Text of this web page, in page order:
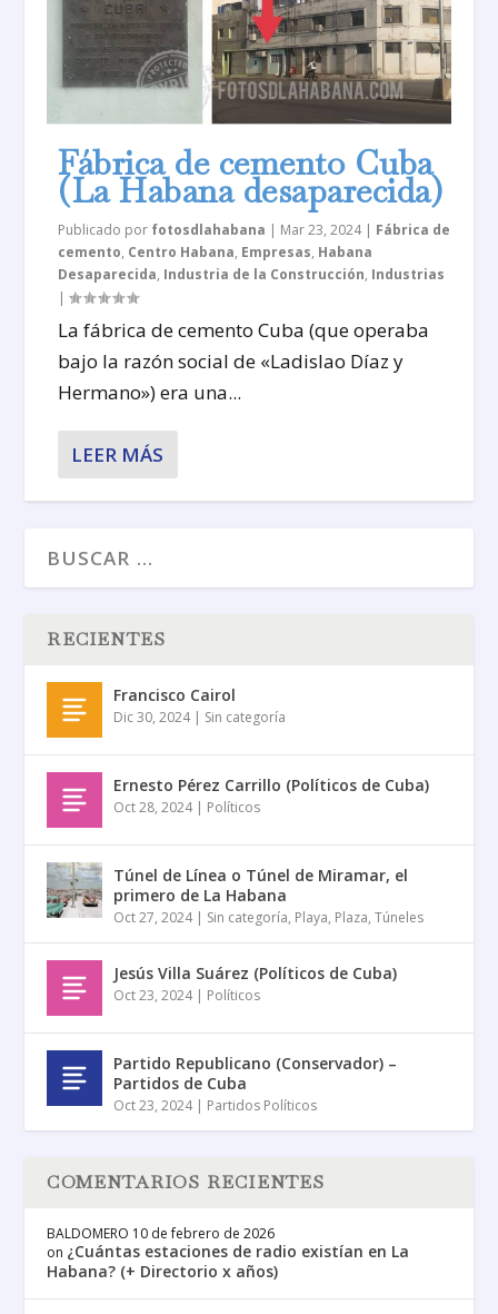
Fábrica de cemento Cuba
(La Habana desaparecida)
Publicado por fotosdlahabana | Mar 23, 2024| Fábrica de
cemento, Centro Habana, Empresas, Habana
Desaparecida, Industria de la Construcción, Industrias
|
La fábrica de cemento Cuba (que operaba
bajo la razón social de «Ladislao Díaz y
Hermano») era una...
LEER MÁS
RECIENTES
Francisco Cairol
Dic 30, 2024| Sin categoría
Ernesto Pérez Carrillo (Políticos de Cuba)
Oct 28, 2024| Políticos
Túnel de Línea o Túnel de Miramar, el
primero de La Habana
Oct 27, 2024| Sin categoría, Playa, Plaza,Túneles
Jesús Villa Suárez (Políticos de Cuba)
Oct 23, 2024| Políticos
Partido Republicano (Conservador) –
Partidos de Cuba
Oct 23, 2024| Partidos Políticos
COMENTARIOS RECIENTES
BALDOMERO 10 de febrero de 2026
on ¿Cuántas estaciones de radio existían en La
Habana? (+ Directorio x años)